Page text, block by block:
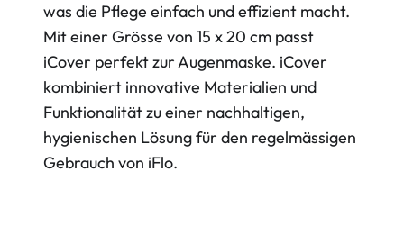
was die Pflege einfach und effizient macht.
Mit einer Grösse von 15 x 20 cm passt
iCover perfekt zur Augenmaske. iCover
kombiniert innovative Materialien und
Funktionalität zu einer nachhaltigen,
hygienischen Lösung für den regelmässigen
Gebrauch von iFlo.